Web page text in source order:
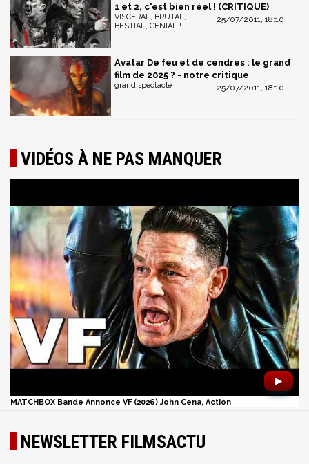
1 et 2, c'est bien réel ! (CRITIQUE)
25/07/2011, 18:10
VISCERAL, BRUTAL,
BESTIAL, GENIAL !
Avatar De feu et de cendres : le grand
film de 2025 ? - notre critique
25/07/2011, 18:10
grand spectacle
VIDÉOS À NE PAS MANQUER
►
MATCHBOX Bande Annonce VF (2026) John Cena, Action
NEWSLETTER FILMSACTU